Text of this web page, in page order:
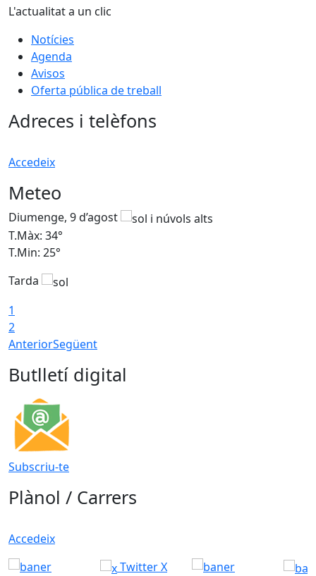
L'actualitat a un clic
Notícies
Agenda
Avisos
Oferta pública de treball
Adreces i telèfons
Accedeix
Meteo
Diumenge, 9 d’agost
T.Màx: 34°
T.Min: 25°
Tarda
1
2
AnteriorSegüent
Butlletí digital
Subscriu-te
Plànol / Carrers
Accedeix
Twitter X